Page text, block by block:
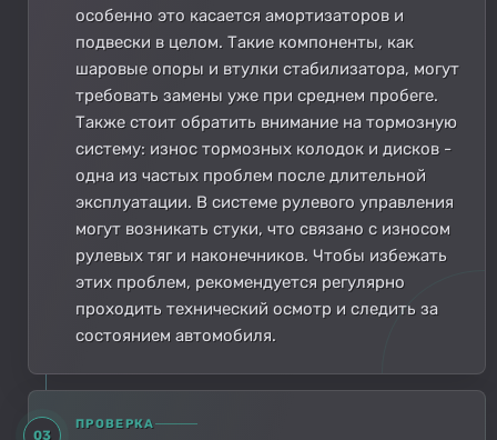
особенно это касается амортизаторов и
подвески в целом. Такие компоненты, как
шаровые опоры и втулки стабилизатора, могут
требовать замены уже при среднем пробеге.
Также стоит обратить внимание на тормозную
систему: износ тормозных колодок и дисков -
одна из частых проблем после длительной
эксплуатации. В системе рулевого управления
могут возникать стуки, что связано с износом
рулевых тяг и наконечников. Чтобы избежать
этих проблем, рекомендуется регулярно
проходить технический осмотр и следить за
состоянием автомобиля.
03
ПРОВЕРКА